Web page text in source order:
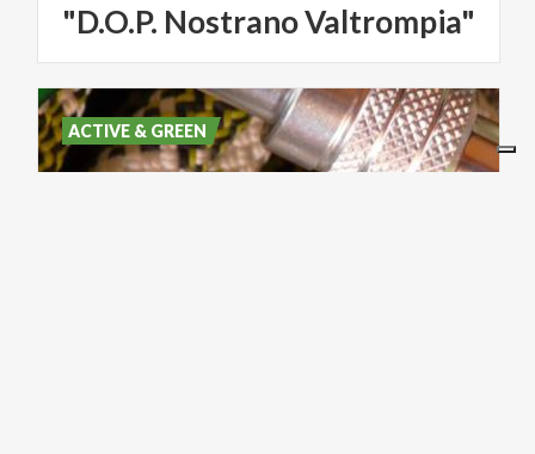
"D.O.P. NostranoValtrompia"
ACTIVE & GREEN